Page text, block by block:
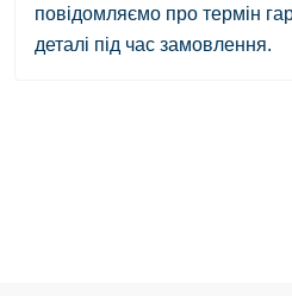
повідомляємо про термін
деталі під час замовлення.